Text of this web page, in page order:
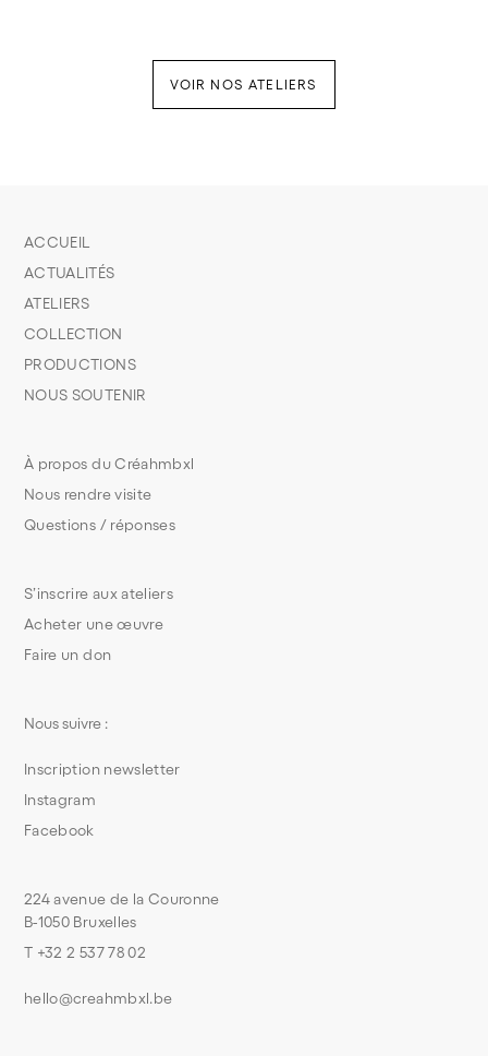
VOIR NOS ATELIERS
S’inscrire aux ateliers
Acheter une œuvre
Faire un don
À propos du Créahmbxl
Nous rendre visite
Questions / réponses
ACCUEIL
ACTUALITÉS
ATELIERS
COLLECTION
PRODUCTIONS
NOUS SOUTENIR
224 avenue de la Couronne
B-1050 Bruxelles
T +32 2 537 78 02
hello@creahmbxl.be
Nous suivre :
Inscription newsletter
Instagram
Facebook